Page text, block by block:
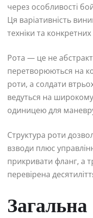
через особливості
Ця варіативність
техніки та
Рота — це не
перетворюються на
роти, а солдати
ведуться на
одиницею для
Структура роти
взводи плюс
прикривати фланг, а
перевірена